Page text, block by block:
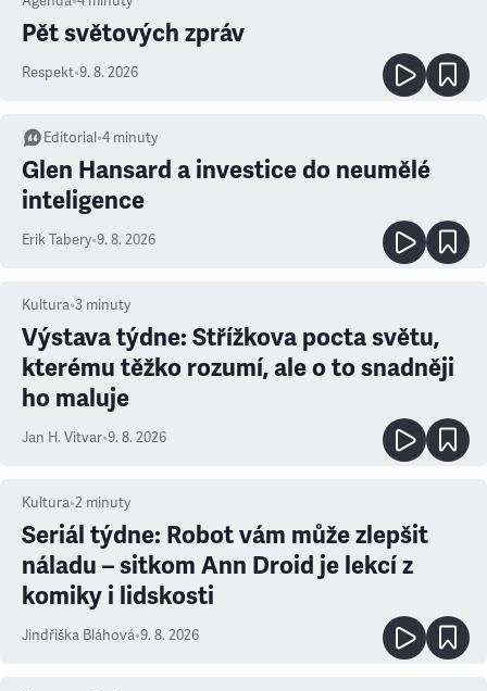
Pět světových zpráv
Respekt•9. 8. 2026
Editorial •4 minuty
Glen Hansard a investice do neumělé
inteligence
Erik Tabery•9. 8. 2026
Kultura•3 minuty
Výstava týdne: Střížkova pocta světu,
kterému těžko rozumí, ale o to snadněji
ho maluje
Jan H. Vitvar•9. 8. 2026
Kultura•2 minuty
Seriál týdne: Robot vám může zlepšit
náladu – sitkom Ann Droid je lekcí z
komiky i lidskosti
Jindřiška Bláhová•9. 8. 2026